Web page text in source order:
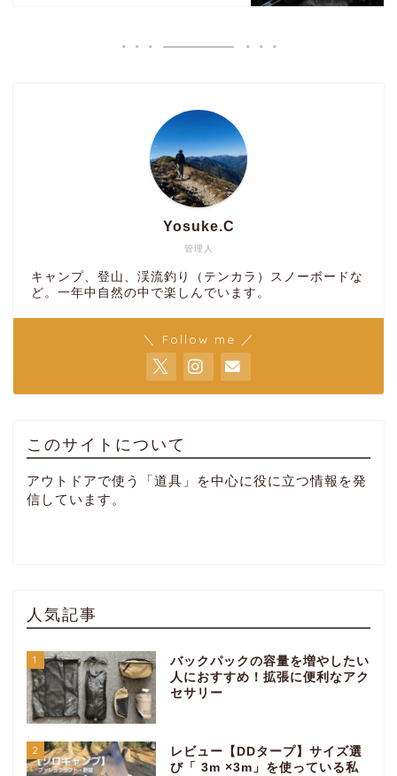
管理人
Yosuke.C
キャンプ、登山、渓流釣り（テンカラ）スノーボードな
ど。一年中自然の中で楽しんでいます。
＼ Follow me ／
このサイトについて
アウトドアで使う「道具」を中心に役に立つ情報を発
信しています。
人気記事
1
バックパックの容量を増やしたい
人におすすめ！拡張に便利なアク
セサリー
2
レビュー【DDタープ】サイズ選
び「 3m ×3m」を使っている私